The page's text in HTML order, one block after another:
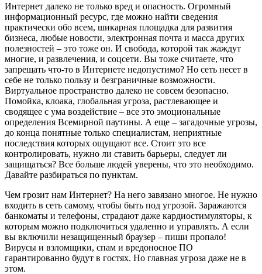
Интернет далеко не только вред и опасность. Огромный
информационный ресурс, где можно найти сведения
практически обо всем, шикарная площадка для развития
бизнеса, любые новости, электронная почта и масса других
полезностей – это тоже он. И свобода, которой так жаждут
многие, и развлечения, и соцсети. Вы тоже считаете, что
запрещать что-то в Интернете недопустимо? Но сеть несет в
себе не только пользу и безграничные возможности.
Виртуальное пространство далеко не совсем безопасно.
Помойка, клоака, глобальная угроза, растлевающее и
сводящее с ума воздействие – все это эмоциональные
определения Всемирной паутины. А еще – загадочные угрозы,
до конца понятные только специалистам, неприятные
последствия которых ощущают все. Стоит это все
контролировать, нужно ли ставить барьеры, следует ли
защищаться? Все больше людей уверены, что это необходимо.
Давайте разбираться по пунктам.
Чем грозит нам Интернет? На него завязано многое. Не нужно
входить в сеть самому, чтобы быть под угрозой. Заражаются
банкоматы и телефоны, страдают даже кардиостимуляторы, к
которым можно подключиться удаленно и управлять. А если
вы включили незащищенный браузер – пиши пропало!
Вирусы и взломщики, спам и вредоносное ПО
гарантированно будут в гостях. Но главная угроза даже не в
этом.